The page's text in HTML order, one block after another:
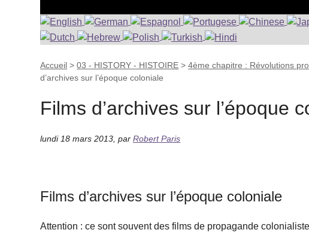
Accueil >03 - HISTORY - HISTOIRE >4ème chapitre : Révolutions
d’archives sur l’époque coloniale
Films d’archives sur l’époque
lundi 18 mars 2013 ,parRobert Paris
Films d’archives sur l’époque coloniale
Attention : ce sont souvent des films de propagande